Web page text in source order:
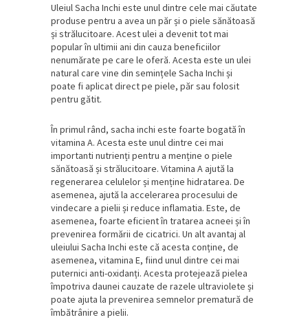
Uleiul Sacha Inchi este unul dintre cele mai căutate
produse pentru a avea un păr și o piele sănătoasă
și strălucitoare. Acest ulei a devenit tot mai
popular în ultimii ani din cauza beneficiilor
nenumărate pe care le oferă. Acesta este un ulei
natural care vine din semințele Sacha Inchi și
poate fi aplicat direct pe piele, păr sau folosit
pentru gătit.
În primul rând, sacha inchi este foarte bogată în
vitamina A. Acesta este unul dintre cei mai
importanti nutrienți pentru a menține o piele
sănătoasă și strălucitoare. Vitamina A ajută la
regenerarea celulelor și menține hidratarea. De
asemenea, ajută la accelerarea procesului de
vindecare a pielii și reduce inflamatia. Este, de
asemenea, foarte eficient în tratarea acneei și în
prevenirea formării de cicatrici. Un alt avantaj al
uleiului Sacha Inchi este că acesta conține, de
asemenea, vitamina E, fiind unul dintre cei mai
puternici anti-oxidanți. Acesta protejează pielea
împotriva daunei cauzate de razele ultraviolete și
poate ajuta la prevenirea semnelor prematură de
îmbătrânire a pielii.